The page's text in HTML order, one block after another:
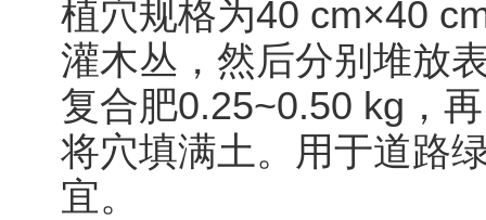
植穴规格为40 cm×40
灌木丛，然后分别堆放
复合肥0.25~0.50 kg，
将穴填满土。用于道路
宜。